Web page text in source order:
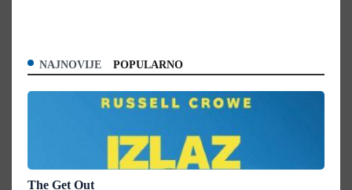
NAJNOVIJE POPULARNO
The Get Out